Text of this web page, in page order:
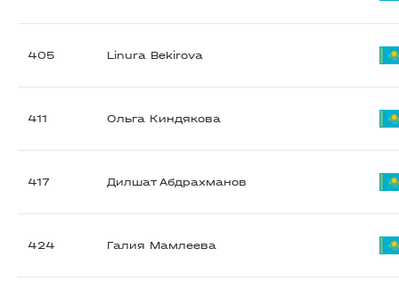
405 Linura Bekirova
411 Ольга Киндякова
417 Дилшат Абдрахманов
424 Галия Мамлеева